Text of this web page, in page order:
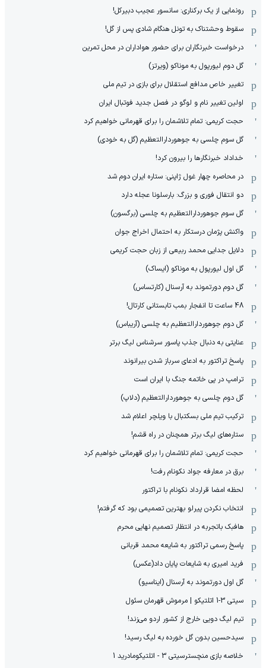
رونمایی از یک برکناری: سانسور عجیب دبیرکل!
سقوط وحشتناک به تونل هنگام شادی پس از گل!
درخواست خبرنگاران برای حضور هواداران در محل تمرین
گل دوم لیورپول به موناکو (ویرتز)
تغییر خاص مدافع استقلال برای بازی در تیم ملی
اولین تغییر نام و لوگو در فصل جدید فوتبال ایران
حجت کریمی: تمام تلاشمان را برای قهرمانی خواهیم کرد
گل سوم چلسی به جوهوردارالتعظیم (گل به خودی)
خداداد خبرنگارها را بیرون کرد!
در محاصره چهار غول ژاپنی: ستاره ایران دوم شد
دو انتقال فوری و بزرگ: بارسلونا عجله دارد
گل سوم جوهوردارالتعظیم به چلسی (برگسون)
واکنش پژمان درستکار به احتمال اخراج جوان
دلایل جدایی محمد ربیعی از زبان حجت کریمی
گل اول لیورپول به موناکو (ایساک)
گل دوم دورتموند به آرسنال (کارتساس)
48 ساعت تا انفجار بمب تابستانی کارتال!
گل دوم جوهوردارالتعظیم به چلسی (آریباس)
عنایتی به دنبال جذب پاسور سرشناس لیگ برتر
پاسخ تراکتور به ادعای سرباز شدن بیرانوند
ترامپ در پی خاتمه جنگ با ایران است
گل دوم چلسی به جوهوردارالتعظیم (دلاپ)
ترکیب تیم ملی بسکتبال با ویلچر اعلام شد
ستاره‌های لیگ برتر همچنان در راه قشم!
حجت کریمی: تمام تلاشمان را برای قهرمانی خواهیم کرد
برق در معارفه جواد نکونام رفت!
لحظه امضا قرارداد نکونام با تراکتور
انتخاب نکردن پیرلو بهترین تصمیمی بود که گرفتم!
هافبک باتجربه در انتظار تصمیم نهایی محرم
پاسخ رسمی تراکتور به شایعه محمد قربانی
فرید امیری به شایعات پایان داد(عکس)
گل اول دورتموند به آرسنال (ایناسیو)
سیتی 3-1 اتلتیکو | مرموش قهرمان سئول
تیم لیگ دویی خارج از کشور اردو می‌زند!
سیدحسین بدون گل خورده به لیگ رسید!
خلاصه بازی منچسترسیتی 3 - اتلتیکومادرید 1